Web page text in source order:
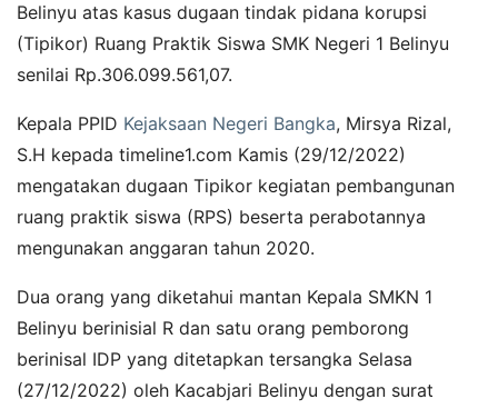
Belinyu atas kasus dugaan tindak pidana korupsi
(Tipikor) Ruang Praktik Siswa SMK Negeri 1 Belinyu
senilai Rp.306.099.561,07.
Kepala PPID Kejaksaan Negeri Bangka, Mirsya Rizal,
S.H kepada timeline1.com Kamis (29/12/2022)
mengatakan dugaan Tipikor kegiatan pembangunan
ruang praktik siswa (RPS) beserta perabotannya
mengunakan anggaran tahun 2020.
Dua orang yang diketahui mantan Kepala SMKN 1
Belinyu berinisial R dan satu orang pemborong
berinisal IDP yang ditetapkan tersangka Selasa
(27/12/2022) oleh Kacabjari Belinyu dengan surat